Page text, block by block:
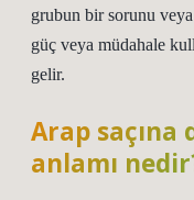
grubun bir sorunu
güç veya müdahale
gelir.
Arap
anlamı